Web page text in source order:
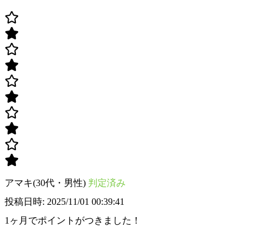
アマキ(30代・男性) 判定済み
投稿日時: 2025/11/01 00:39:41
1ヶ月でポイントがつきました！